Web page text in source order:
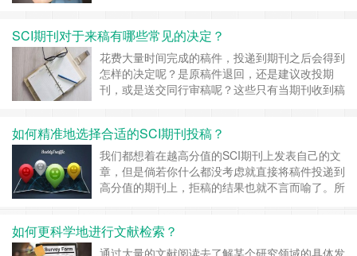
式，在此推荐一种常见的SCI期刊格式。通常，
SCI杂志 (尤其临床杂志)上的论文格式为文题
(Title)、栏外文题(……继续阅读 »
SCI期刊对于来稿有哪些常见的决定？
花费大量时间完成的稿件，投递到期刊之后会得到
怎样的决定呢？是原稿件退回，还是建议改投期
刊，或是送交同行审稿呢？这些只有当期刊收到稿
回：这个情况发生在编辑认为论文不符合期刊范畴
或投稿要求，于是在未送交外审的情形下退回稿
件。有另一种可能是论文里的语言错误……继续阅
读 »
如何精准地选择合适的SCI期刊投稿？
我们都想着在越高分值的SCI期刊上发表自己的文
章，但是倘若你什么都没考虑就直接将稿件投递到
高分值的期刊上，拒稿的结果也就不言而喻了。所
到： 1、了解所选SCI期刊的办刊宗旨和范
围，包括期刊的读者对象、侧重点和研究兴趣。只
如何更科学地进行文献检索？
通过大量的文献阅读去了解某个研究领域的具体发